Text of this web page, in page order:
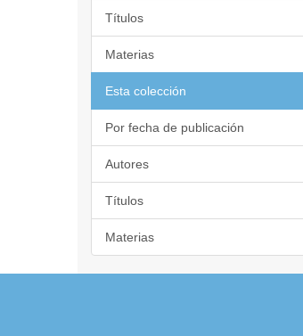
Títulos
Materias
Esta colección
Por fecha de publicación
Autores
Títulos
Materias